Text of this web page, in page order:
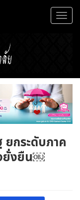
Toggle
กระดับภาค
ยั่งยืน￼